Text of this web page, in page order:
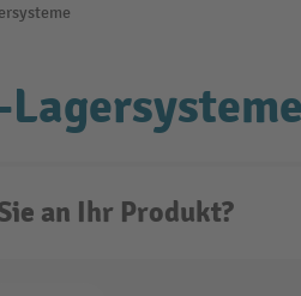
an Ihr Produkt?